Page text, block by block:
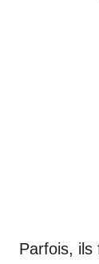
Parfois, ils